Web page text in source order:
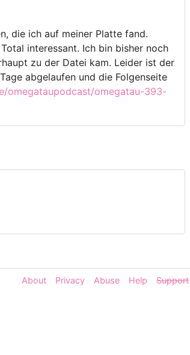
die ich auf meiner Platte fand.
interessant. Ich bin bisher noch
zu der Datei kam. Leider ist der
abgelaufen und die Folgenseite
omegataupodcast/omegatau-393-
About Privacy Abuse Help Support